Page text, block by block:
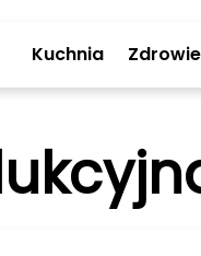
Kuchnia Zdrowie